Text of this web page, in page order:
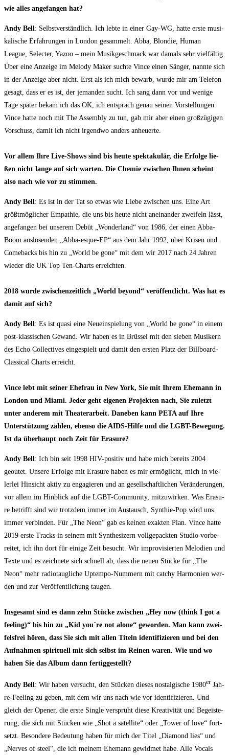
wie alles ange­fan­gen hat?
Andy Bell : Selbst­ver­ständ­lich. Ich leb­te in einer Gay-WG, hat­te ers­te musi­
ka­li­sche Erfah­run­gen in Lon­don gesam­melt. Abba, Blon­die, Human
League, Sel­ec­ter, Yazoo – mein Musik­ge­schmack war damals sehr viel­fäl­tig.
Über eine Anzei­ge im Melo­dy Maker such­te Vin­ce einen Sän­ger, nann­te sich
in der Anzei­ge aber nicht. Erst als ich mich bewarb, wur­de mir am Tele­fon
gesagt, dass er es ist, der jeman­den sucht. Ich sang dann vor und weni­ge
Tage spä­ter bekam ich das OK, ich ent­sprach genau sei­nen Vor­stel­lun­gen.
Vin­ce hat­te noch mit The Assem­bly zu tun, gab mir aber einen groß­zü­gi­gen
Vor­schuss, damit ich nicht irgend­wo anders anheu­er­te.
Vor allem Ihre Live-Shows sind bis heu­te spek­ta­ku­lär, die Erfol­ge lie­
ßen nicht lan­ge auf sich war­ten. Die Che­mie zwi­schen Ihnen scheint
also nach wie vor zu stimmen.
Andy Bell : Es ist in der Tat so etwas wie Lie­be zwi­schen uns. Eine Art
größt­mög­li­cher Empa­thie, die uns bis heu­te nicht anein­an­der zwei­feln lässt,
ange­fan­gen bei unse­rem Debüt „Won­der­land“ von 1986, der einen Abba-
Boom aus­lö­sen­den „Abba-esque-EP“ aus dem Jahr 1992, über Kri­sen und
Come­backs bis hin zu „World be gone“ mit dem wir 2017 nach 24 Jah­ren
wie­der die UK Top Ten-Charts erreich­ten.
2018 wur­de zwi­schen­zeit­lich „World bey­ond“ ver­öf­fent­licht. Was hat es
damit auf sich?
Andy Bell : Es ist qua­si eine Neu­ein­spie­lung von „World be gone“ in einem
post-klas­si­schen Gewand. Wir haben es in Brüs­sel mit den sie­ben Musi­kern
des Echo Coll­ec­ti­ves ein­ge­spielt und damit den ers­ten Platz der Bill­board-
Clas­si­cal Charts erreicht.
Vin­ce lebt mit sei­ner Ehe­frau in New York, Sie mit Ihrem Ehe­mann in
Lon­don und Miami. Jeder geht eige­nen Pro­jek­ten nach, Sie zuletzt
unter ande­rem mit Thea­ter­ar­beit. Dane­ben kann PETA auf Ihre
Unter­stüt­zung zäh­len, eben­so die AIDS-Hil­fe und die LGBT-Bewe­gung.
Ist da über­haupt noch Zeit für Erasure?
Andy Bell : Ich bin seit 1998 HIV-posi­tiv und habe mich bereits 2004
geoutet. Unse­re Erfol­ge mit Era­su­re haben es mir ermög­licht, mich in vie­
ler­lei Hin­sicht aktiv zu enga­gie­ren und an gesell­schaft­li­chen Ver­än­de­run­gen,
vor allem im Hin­blick auf die LGBT-Com­mu­ni­ty, mit­zu­wir­ken. Was Era­su­
re betrifft sind wir trotz­dem immer im Aus­tausch, Syn­thie-Pop wird uns
immer ver­bin­den. Für „The Neon“ gab es kei­nen exak­ten Plan. Vin­ce hat­te
2019 ers­te Tracks in sei­nem mit Syn­the­si­zern voll­ge­pack­ten Stu­dio vor­be­
rei­tet, ich ihn dort für eini­ge Zeit besucht. Wir impro­vi­sier­ten Melo­dien und
Tex­te und es zeich­ne­te sich schnell ab, dass die neu­en Stü­cke für „The
Neon“ mehr radio­taug­li­che Upt­em­po-Num­mern mit cat­chy Har­mo­nien wer­
den und zur Ver­öf­fent­li­chung tau­gen.
Ins­ge­samt sind es dann zehn Stü­cke zwi­schen „Hey now (think I got a
fee­ling)“ bis hin zu „Kid you´re not alo­ne“ gewor­den. Man kann zwei­
fels­frei hören, dass Sie sich mit allen Titeln iden­ti­fi­zie­ren und bei den
Auf­nah­men spi­ri­tu­ell mit sich selbst im Rei­nen waren. Wie und wo
haben Sie das Album dann fertiggestellt?
Andy Bell: Wir haben ver­sucht, den Stü­cken die­ses nost­al­gi­sche 1980er Jah­
re-Fee­ling zu geben, mit dem wir uns nach wie vor iden­ti­fi­zie­ren. Und
gleich der Ope­ner, die ers­te Sin­gle ver­sprüht die­se Krea­ti­vi­tät und Begeis­te­
rung, die sich mit Stü­cken wie „Shot a satel­li­te“ oder „Tower of love“ fort­
setzt. Beson­de­re Bedeu­tung haben für mich der Titel „Dia­mond lies“ und
„Ner­ves of steel“, die ich mei­nem Ehe­mann gewid­met habe. Alle Vocals